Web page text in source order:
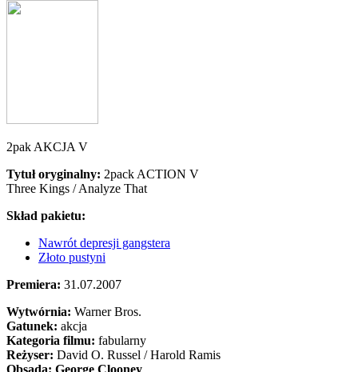
2pak AKCJA V
Tytuł oryginalny: 2pack ACTION V
Three Kings / Analyze That
Skład pakietu:
Nawrót depresji gangstera
Złoto pustyni
Premiera: 31.07.2007
Wytwórnia: Warner Bros.
Gatunek: akcja
Kategoria filmu: fabularny
Reżyser: David O. Russel / Harold Ramis
Obsada: George Clooney